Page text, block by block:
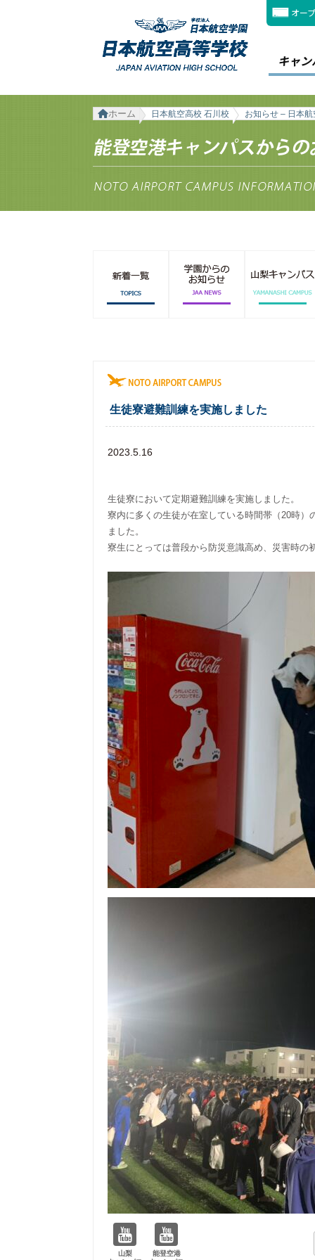
オー
キャ
ホーム 日本航空高校 石川校 お知らせ – 日本
生徒寮避難訓練を実施しました
2023.5.16
生徒寮において定期避難訓練を実施しました。
寮内に多くの生徒が在室している時間帯（20時
ました。
寮生にとっては普段から防災意識高め、災害時の
山梨
能登空港